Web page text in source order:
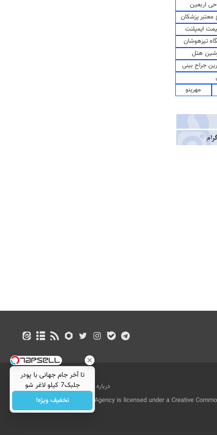
اربعین
پزشکان
ایمپلنت
تیزهوشان
هتل
جراح بینی
مهرینو
درباره ما تماس با ما
بازرگانی
All Content by Mehr News Agency is licensed under a Creative
License.
تا آخر جام جهانی با پودر
جلبک7 کیلو لاغر شو
تخفیف ویژه!